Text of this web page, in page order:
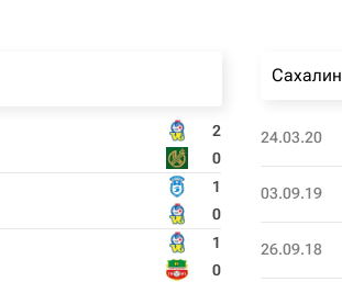
2
0
1
0
1
0
Сахалин
24.03.20
03.09.19
26.09.18